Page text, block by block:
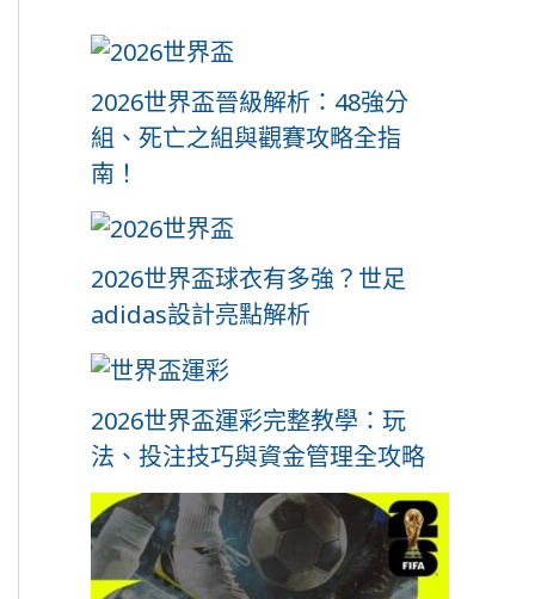
2026世界盃晉級解析：48強分
組、死亡之組與觀賽攻略全指
南！
2026世界盃球衣有多強？世足
adidas設計亮點解析
2026世界盃運彩完整教學：玩
法、投注技巧與資金管理全攻略